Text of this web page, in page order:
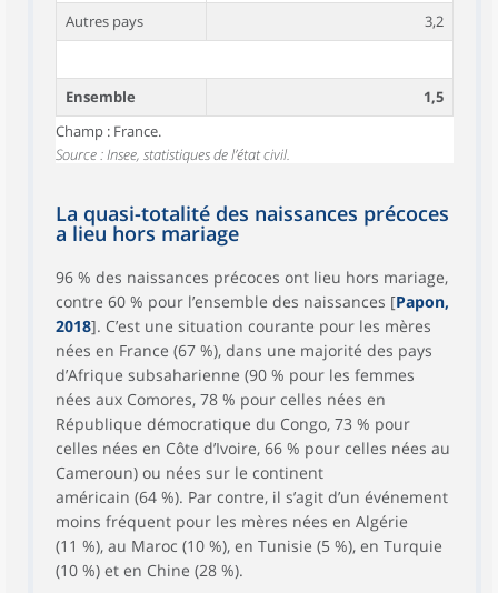
Autres pays
3,2
Ensemble
1,5
Champ : France.
Source : Insee, statistiques de l’état civil.
La quasi-totalité des naissances précoces
a lieu hors mariage
96 % des naissances précoces ont lieu hors mariage,
contre 60 % pour l’ensemble des naissances [Papon,
2018]. C’est une situation courante pour les mères
nées en France (67 %), dans une majorité des pays
d’Afrique subsaharienne (90 % pour les femmes
nées aux Comores, 78 % pour celles nées en
République démocratique du Congo, 73 % pour
celles nées en Côte d’Ivoire, 66 % pour celles nées au
Cameroun) ou nées sur le continent
américain (64 %). Par contre, il s’agit d’un événement
moins fréquent pour les mères nées en Algérie
(11 %), au Maroc (10 %), en Tunisie (5 %), en Turquie
(10 %) et en Chine (28 %).